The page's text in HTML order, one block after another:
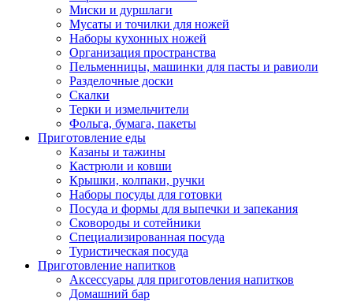
Миски и дуршлаги
Мусаты и точилки для ножей
Наборы кухонных ножей
Организация пространства
Пельменницы, машинки для пасты и равиоли
Разделочные доски
Скалки
Терки и измельчители
Фольга, бумага, пакеты
Приготовление еды
Казаны и тажины
Кастрюли и ковши
Крышки, колпаки, ручки
Наборы посуды для готовки
Посуда и формы для выпечки и запекания
Сковороды и сотейники
Специализированная посуда
Туристическая посуда
Приготовление напитков
Аксессуары для приготовления напитков
Домашний бар